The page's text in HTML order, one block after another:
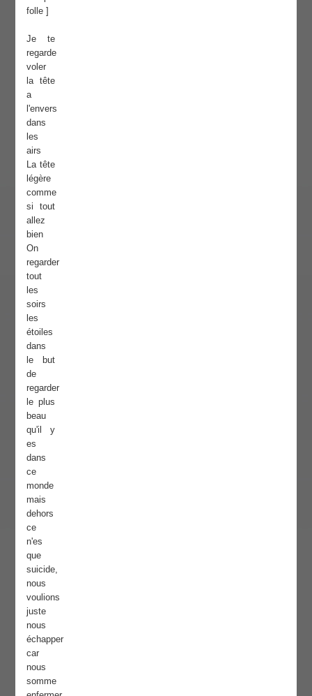
folle ]
Je te
regarde
voler
la tête
a
l'envers
dans
les
airs
La tête
légère
comme
si tout
allez
bien
On
regarder
tout
les
soirs
les
étoiles
dans
le but
de
regarder
le plus
beau
qu'il y
es
dans
ce
monde
mais
dehors
ce
n'es
que
suicide,
nous
voulions
juste
nous
échapper
car
nous
somme